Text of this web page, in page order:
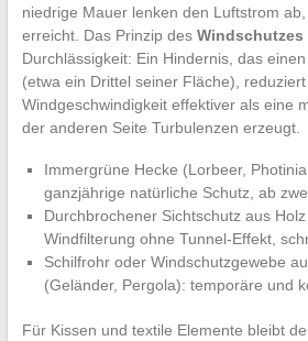
niedrige Mauer lenken den Luftstrom
erreicht. Das Prinzip des Windschutzes
Durchlässigkeit: Ein Hindernis, das
(etwa ein Drittel seiner Fläche), reduziert
Windgeschwindigkeit effektiver als eine
der anderen Seite Turbulenzen erzeugt.
Immergrüne Hecke (Lorbeer,
ganzjährige natürliche Schutz, ab
Durchbrochener Sichtschutz aus
Windfilterung ohne Tunnel-Effekt,
Schilfrohr oder Windschutzgewebe
(Geländer, Pergola): temporäre und
Für Kissen und textile Elemente bleibt